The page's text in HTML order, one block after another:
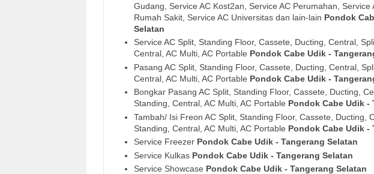
Gudang, Service AC Kost2an, Service AC Perumahan, Service
Rumah Sakit, Service AC Universitas dan lain-lain Pondok
Selatan
Service AC Split, Standing Floor, Cassete, Ducting, Central,
Central, AC Multi, AC Portable Pondok Cabe Udik -
Pasang AC Split, Standing Floor, Cassete, Ducting, Central,
Central, AC Multi, AC Portable Pondok Cabe Udik -
Bongkar Pasang AC Split, Standing Floor, Cassete, Ducting,
Standing, Central, AC Multi, AC Portable Pondok Cabe Udik -
Tambah/ Isi Freon AC Split, Standing Floor, Cassete, Ducting,
Standing, Central, AC Multi, AC Portable Pondok Cabe Udik -
Service Freezer Pondok Cabe Udik - Tangerang Selatan
Service Kulkas Pondok Cabe Udik - Tangerang Selatan
Service Showcase Pondok Cabe Udik - Tangerang Selatan